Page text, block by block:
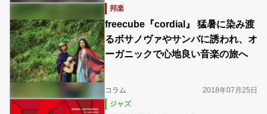
邦楽
freecube『cordial』 猛暑に染み渡
るボサノヴァやサンバに誘われ、オ
ーガニックで心地良い音楽の旅へ
コラム
2018年07月25日
ジャズ